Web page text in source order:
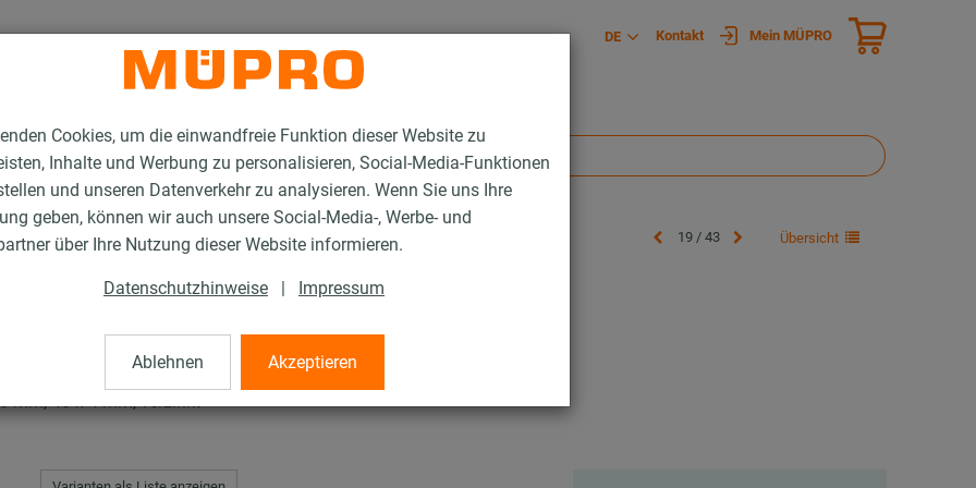
Cookies, um die einwandfreie Funktion dieser Website zu
Inhalte und Werbung zu personalisieren, Social-Media-Funktionen
und unseren Datenverkehr zu analysieren. Wenn Sie uns Ihre
geben, können wir auch unsere Social-Media-, Werbe- und
über Ihre Nutzung dieser Website informieren.
Datenschutzhinweise | Impressum
Ablehnen Akzeptieren
DE Kontakt Mein MÜPRO
19 / 43 Übersicht
mm, 40 x 4 mm, verzinkt